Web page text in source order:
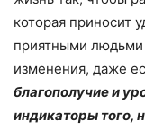
которая приносит
приятными
изменения, даже
благополучие и
индикаторы того,